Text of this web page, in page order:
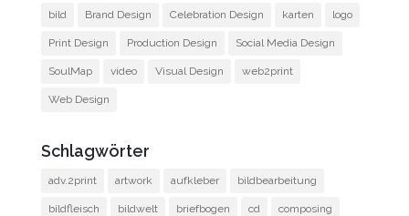
bild Brand Design Celebration Design karten logo
Print Design Production Design Social Media Design
SoulMap video Visual Design web2print
Web Design
Schlagwörter
adv.2print artwork aufkleber bildbearbeitung
bildfleisch bildwelt briefbogen cd composing